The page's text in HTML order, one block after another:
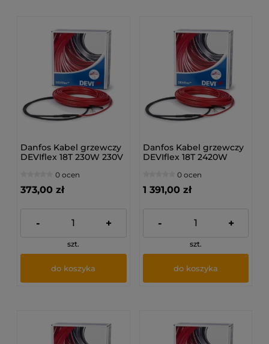
Danfos Kabel grzewczy
DEVIflex 18T 230W 230V
0 ocen
373,00 zł
- +
szt.
do koszyka
Danfos Kabel grzewczy
DEVIflex 18T 2420W
0 ocen
1 391,00 zł
- +
szt.
do koszyka